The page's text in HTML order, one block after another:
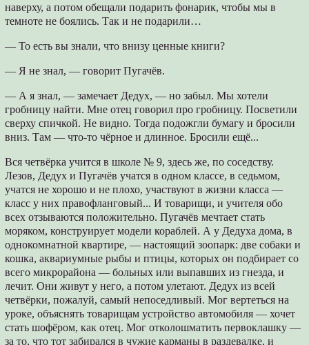
наверху, а потом обещали подарить фонарик, чтобы мы в
темноте не боялись. Так и не подарили…
— То есть вы знали, что внизу ценные книги?
— Я не знал, — говорит Пугачёв.
— А я знал, — замечает Дедух, — но забыл. Мы хотели
гробницу найти. Мне отец говорил про гробницу. Посветили
сверху спичкой. Не видно. Тогда подожгли бумагу и бросили
вниз. Там — что-то чёрное и длинное. Бросили ещё...
Вся четвёрка учится в школе № 9, здесь же, по соседству.
Лезов, Дедух и Пугачёв учатся в одном классе, в седьмом,
учатся не хорошо и не плохо, участвуют в жизни класса —
класс у них правофланговый... И товарищи, и учителя обо
всех отзываются положительно. Пугачёв мечтает стать
моряком, конструирует модели кораблей. А у Дедуха дома, в
однокомнатной квартире, — настоящий зоопарк: две собаки и
кошка, аквариумные рыбы и птицы, которых он подбирает со
всего микрорайона — больных или выпавших из гнезда, и
лечит. Они живут у него, а потом улетают. Дедух из всей
четвёрки, пожалуй, самый непоседливый. Мог вертеться на
уроке, объяснять товарищам устройство автомобиля — хочет
стать шофёром, как отец. Мог отколошматить первоклашку —
за то, что тот забирался в чужие карманы в раздевалке, и